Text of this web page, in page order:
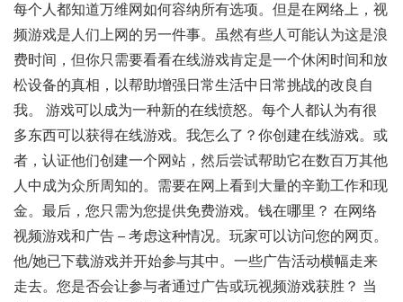
每个人都知道万维网如何容纳所有选项。但是在网络上，视
频游戏是人们上网的另一件事。虽然有些人可能认为这是浪
费时间，但你只需要看看在线游戏肯定是一个休闲时间和放
松设备的真相，以帮助增强日常生活中日常挑战的改良自
我。 游戏可以成为一种新的在线愤怒。每个人都认为有很
多东西可以获得在线游戏。我怎么了？你创建在线游戏。或
者，认证他们创建一个网站，然后尝试帮助它在数百万其他
人中成为众所周知的。需要在网上看到大量的辛勤工作和现
金。最后，您只需为您提供免费游戏。钱在哪里？ 在网络
视频游戏和广告 – 考虑这种情况。玩家可以访问您的网页。
他/她已下载游戏并开始参与其中。一些广告活动横幅走来
走去。您是否会让参与者通过广告或玩视频游戏获胜？ 当